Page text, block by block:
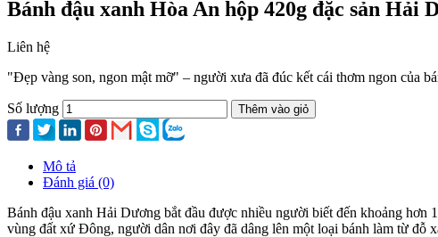
Bánh đậu xanh Hòa An hộp 420g đặc sản Hải
Liên hệ
"Đẹp vàng son, ngon mật mỡ" – người xưa đã đúc kết cái thơm ngon của
Số lượng Thêm vào giỏ
Mô tả
Đánh giá (0)
Bánh đậu xanh Hải Dương bắt đầu được nhiều người biết đến khoảng
vùng đất xứ Đông, người dân nơi đây đã dâng lên một loại bánh làm từ đỗ